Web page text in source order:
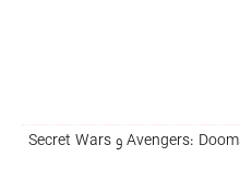
دو نویسنده مطرح مارول به تیم Avengers: Doomsday و Secret Wars